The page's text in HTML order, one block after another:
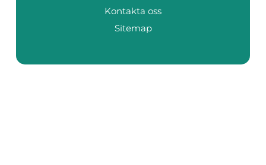
Kontakta oss
Sitemap